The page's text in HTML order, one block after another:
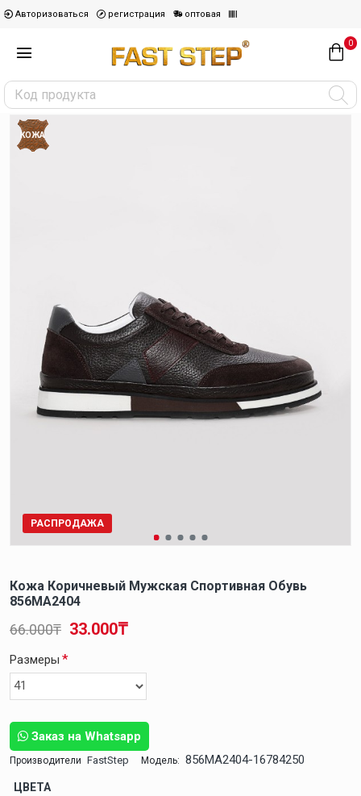
Авторизоваться регистрация оптовая
0
КОЖА
РАСПРОДАЖА
Кожа Коричневый Мужская Спортивная Обувь
856MA2404
Заказ на Whatsapp
Производители FastStep Модель: 856MA2404-16784250
33.000₸
66.000₸
Размеры
ЦВЕТА